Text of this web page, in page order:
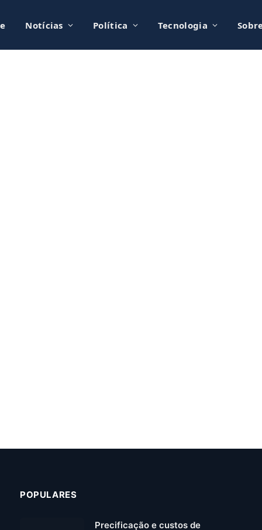
Notícias Política Tecnologia
POPULARES
Precificação e custos de